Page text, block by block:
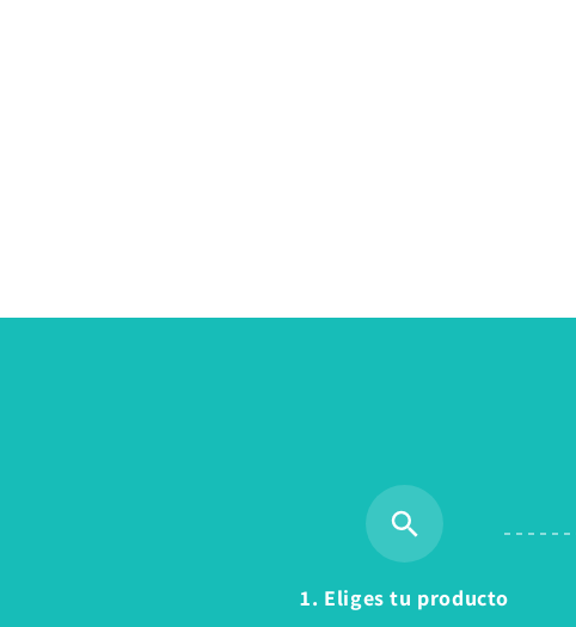
1. Eliges tu producto